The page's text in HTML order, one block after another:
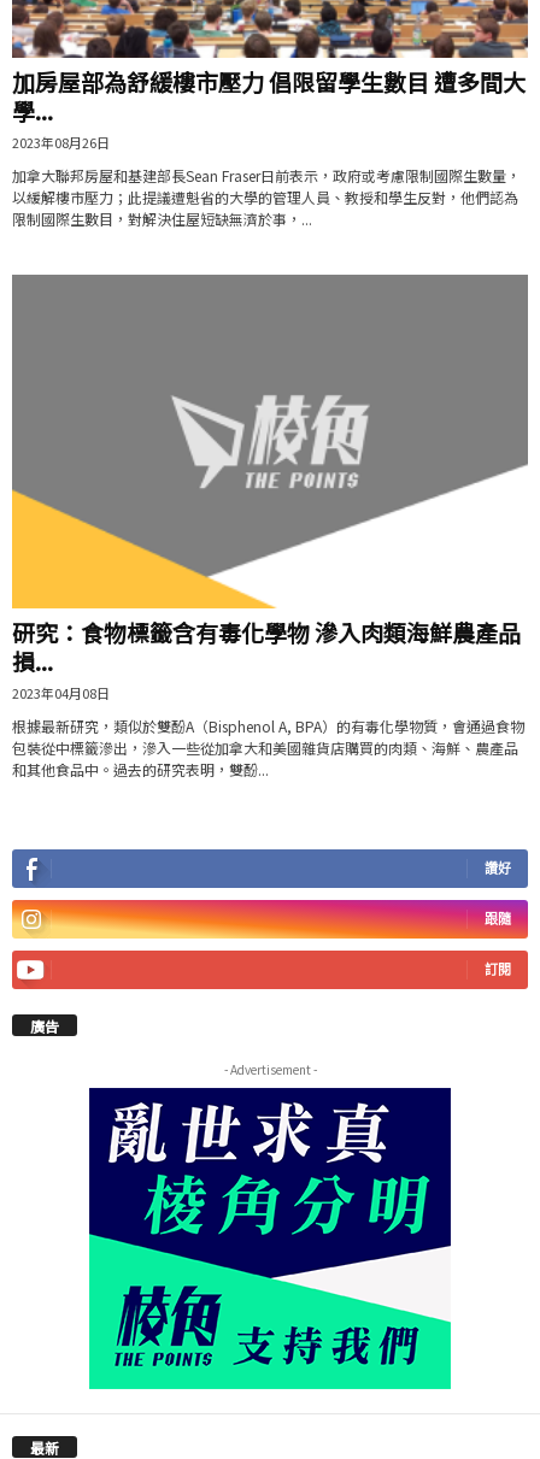
加房屋部為舒緩樓市壓力 倡限留學生數目 遭多間大
學...
2023年08月26日
加拿大聯邦房屋和基建部長Sean Fraser日前表示，政府或考慮限制國際生數量，
以緩解樓市壓力；此提議遭魁省的大學的管理人員、教授和學生反對，他們認為
限制國際生數目，對解決住屋短缺無濟於事，...
研究：食物標籤含有毒化學物 滲入肉類海鮮農產品
損...
2023年04月08日
根據最新研究，類似於雙酚A（Bisphenol A, BPA）的有毒化學物質，會通過食物
包裝從中標籤滲出，滲入一些從加拿大和美國雜貨店購買的肉類、海鮮、農產品
和其他食品中。過去的研究表明，雙酚...
讚好
跟隨
訂閱
廣告
- Advertisement -
最新